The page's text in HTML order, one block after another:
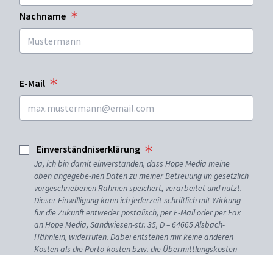
Nachname
E-Mail
Einverständniserklärung
Ja, ich bin damit einverstanden, dass Hope Media meine
oben angegebe-nen Daten zu meiner Betreuung im gesetzlich
vorgeschriebenen Rahmen speichert, verarbeitet und nutzt.
Dieser Einwilligung kann ich jederzeit schriftlich mit Wirkung
für die Zukunft entweder postalisch, per E-Mail oder per Fax
an Hope Media, Sandwiesen-str. 35, D – 64665 Alsbach-
Hähnlein, widerrufen. Dabei entstehen mir keine anderen
Kosten als die Porto-kosten bzw. die Übermittlungskosten